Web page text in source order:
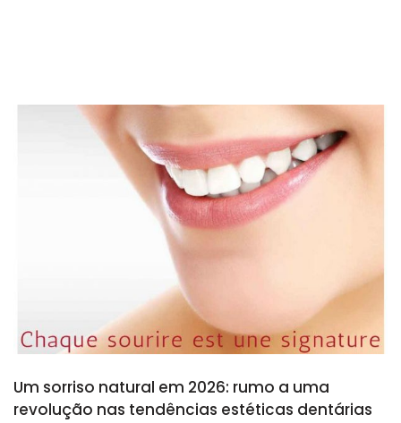
Um sorriso natural em 2026: rumo a uma
revolução nas tendências estéticas dentárias